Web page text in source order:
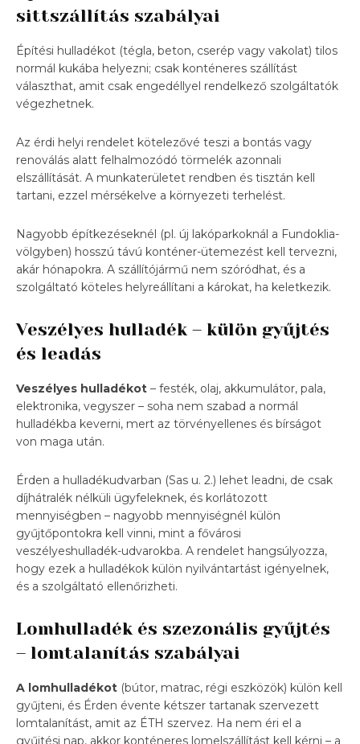
sittszállítás szabályai
Építési hulladékot (tégla, beton, cserép vagy vakolat) tilos
normál kukába helyezni; csak konténeres szállítást
választhat, amit csak engedéllyel rendelkező szolgáltatók
végezhetnek.
Az érdi helyi rendelet kötelezővé teszi a bontás vagy
renoválás alatt felhalmozódó törmelék azonnali
elszállítását. A munkaterületet rendben és tisztán kell
tartani, ezzel mérsékelve a környezeti terhelést.
Nagyobb építkezéseknél (pl. új lakóparkoknál a Fundoklia-
völgyben) hosszú távú konténer-ütemezést kell tervezni,
akár hónapokra. A szállítójármű nem szóródhat, és a
szolgáltató köteles helyreállítani a károkat, ha keletkezik.
Veszélyes hulladék – külön gyűjtés
és leadás
Veszélyes hulladékot – festék, olaj, akkumulátor, pala,
elektronika, vegyszer – soha nem szabad a normál
hulladékba keverni, mert az törvényellenes és bírságot
von maga után.
Érden a hulladékudvarban (Sas u. 2.) lehet leadni, de csak
díjhátralék nélküli ügyfeleknek, és korlátozott
mennyiségben – nagyobb mennyiségnél külön
gyűjtőpontokra kell vinni, mint a fővárosi
veszélyeshulladék-udvarokba. A rendelet hangsúlyozza,
hogy ezek a hulladékok külön nyilvántartást igényelnek,
és a szolgáltató ellenőrizheti.
Lomhulladék és szezonális gyűjtés
– lomtalanítás szabályai
A lomhulladékot (bútor, matrac, régi eszközök) külön kell
gyűjteni, és Érden évente kétszer tartanak szervezett
lomtalanítást, amit az ÉTH szervez. Ha nem éri el a
gyűjtési nap, akkor konténeres lomelszállítást kell kérni – a